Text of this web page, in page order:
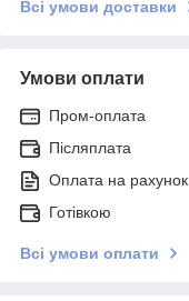
Всі умови доставки
Умови оплати
Пром-оплата
Післяплата
Оплата на рахунок
Готівкою
Всі умови оплати